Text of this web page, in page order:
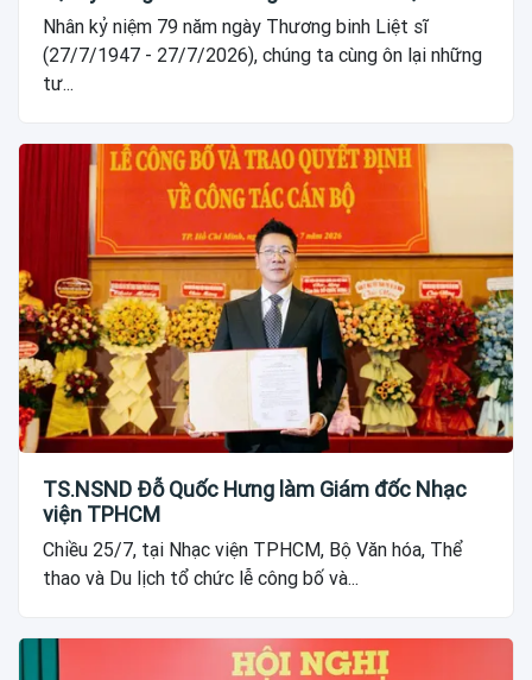
Nhân kỷ niệm 79 năm ngày Thương binh Liệt sĩ
(27/7/1947 - 27/7/2026), chúng ta cùng ôn lại những
tư...
TS.NSND Đỗ Quốc Hưng làm Giám đốc Nhạc
viện TPHCM
Chiều 25/7, tại Nhạc viện TPHCM, Bộ Văn hóa, Thể
thao và Du lịch tổ chức lễ công bố và...